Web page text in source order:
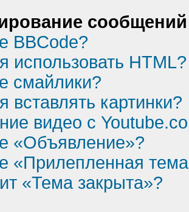
BBCode?
использовать HTML?
смайлики?
вставлять картинки?
видео с
«Объявление»?
«Прилепленная
«Тема закрыта»?